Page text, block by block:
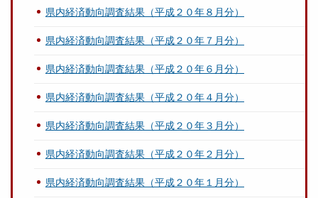
県内経済動向調査結果（平成２０年８月分）
県内経済動向調査結果（平成２０年７月分）
県内経済動向調査結果（平成２０年６月分）
県内経済動向調査結果（平成２０年４月分）
県内経済動向調査結果（平成２０年３月分）
県内経済動向調査結果（平成２０年２月分）
県内経済動向調査結果（平成２０年１月分）